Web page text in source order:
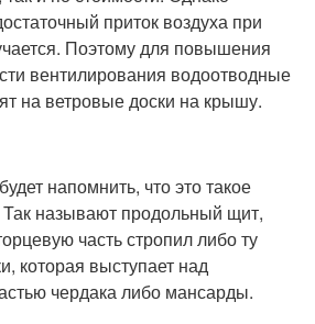
приток воздуха при
Поэтому для повышения
вентилирования водоотводные
на ветровые доски на крышу.
напомнить, что это такое
называют продольный щит,
часть стропил либо ту
которая выступает над
чердака либо мансарды.